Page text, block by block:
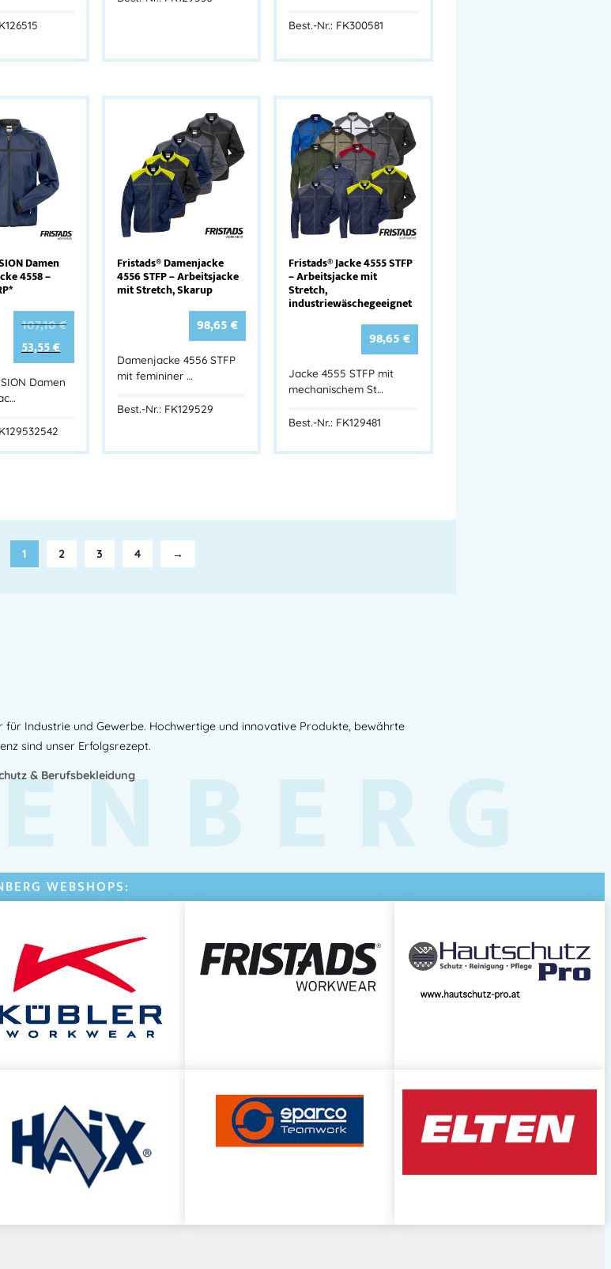
Best.-Nr.: FK300581
Damen
4558 –
107,10€
53,55€
Damen
Fristads® Damenjacke
4556 STFP – Arbeitsjacke
mit Stretch, Skarup
98,65€
Damenjacke 4556 STFP
mit femininer …
Best.-Nr.: FK129529
Fristads® Jacke 4555 STFP
– Arbeitsjacke mit
Stretch,
industriewäschegeeignet
98,65€
Jacke 4555 STFP mit
mechanischem St…
Best.-Nr.: FK129481
1 2 3 4 →
Industrie und Gewerbe. Hochwertige und innovative Produkte, bewährte
sind unser Erfolgsrezept.
& Berufsbekleidung
WEBSHOPS: